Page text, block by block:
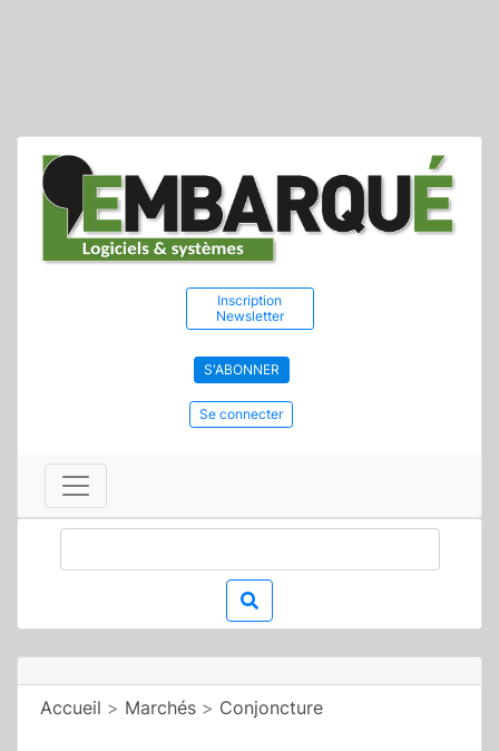
Inscription
Newsletter
S'ABONNER
Se connecter
Accueil > Marchés > Conjoncture